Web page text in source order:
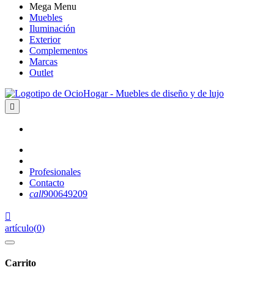
Mega Menu
Muebles
Iluminación
Exterior
Complementos
Marcas
Outlet

Profesionales
Contacto
call900649209

artículo(0)
Carrito